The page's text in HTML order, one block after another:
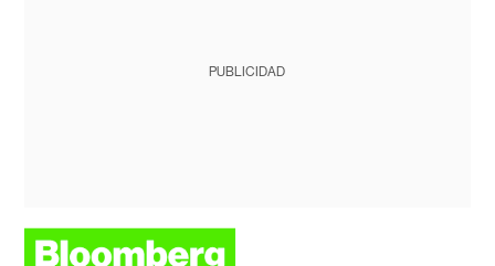
PUBLICIDAD